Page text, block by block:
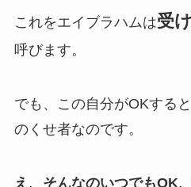
これをエイブラハムは受
呼びます。
でも、この自分がOKする
のくせ者なのです。
え、そんなのいつでもOK